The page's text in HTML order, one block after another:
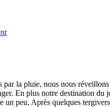
par la pluie, nous nous
En plus notre destination
un peu. Après quelques